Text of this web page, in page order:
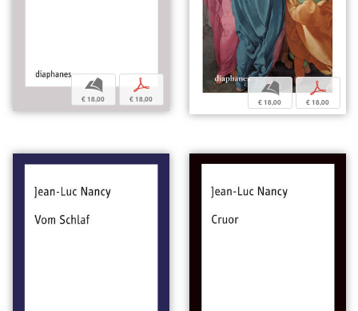
b
€ 18,00
p
€ 18,00
b
€ 18,00
p
€ 18,00